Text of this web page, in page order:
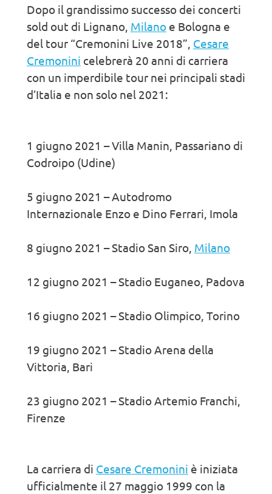
Dopo il grandissimo successo dei concerti
sold out di Lignano, Milano e Bologna e
del tour “Cremonini Live 2018”, Cesare
Cremonini celebrerà 20 anni di carriera
con un imperdibile tour nei principali stadi
d’Italia e non solo nel 2021:
1 giugno 2021 – Villa Manin, Passariano di
Codroipo (Udine)
5 giugno 2021 – Autodromo
Internazionale Enzo e Dino Ferrari, Imola
8 giugno 2021 – Stadio San Siro, Milano
12 giugno 2021 – Stadio Euganeo, Padova
16 giugno 2021 – Stadio Olimpico, Torino
19 giugno 2021 – Stadio Arena della
Vittoria, Bari
23 giugno 2021 – Stadio Artemio Franchi,
Firenze
La carriera di Cesare Cremonini è iniziata
ufficialmente il 27 maggio 1999 con la